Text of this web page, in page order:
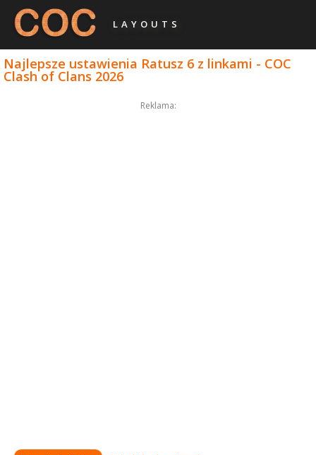
LAYOUTS
Najlepsze ustawienia Ratusz 6 z linkami - COC
Clash of Clans 2026
Reklama: